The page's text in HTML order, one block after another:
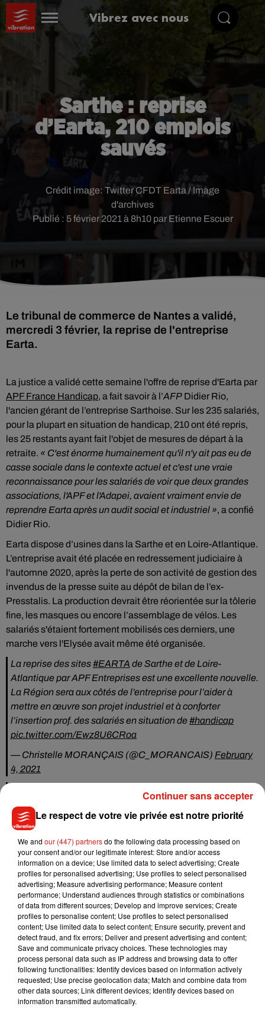
Vibrez avec nous
Sarthe : reprise
d’Earta, 210 emplois
sauvés
Publié : 5 février 2021 à 8h10 par Etienne Escuer
Crédit image: Twitter CFDT Earta / Image
d'archives
Le tribunal de commerce de Nantes a validé,
mercredi 3 février, la reprise de l'entreprise
Earta.
La justice a validé cette semaine l'offre de reprise d'Earta par
APF France Handicap, a fait savoir à l’AFP Didier Rio,
l'ancien gérant de l’entreprise Sarthoise. Sur les 235 salariés,
pour la plupart en situation de handicap, 210 ont été repris,
les 25 restants ayant fait l'objet de mesures de départ à la
retraite. « C'est énorme humainement qu'il n'y ait pas eu de
casse sociale dans le contexte actuel et c'est une vraie
reconnaissance pour les salariés de voir que deux grandes
associations, l'APF et l'Adapei, avaient vraiment envie de
reprendre Earta après un audit social et industriel », a confié
Didier Rio.
Earta dispose d’usines dans la Sarthe et en Loire-Atlantique.
L’entreprise avait été placée en redressement judiciaire à
l'automne 2020, après la perte de son activité de gestion des
invendus de la presse suite au dépôt de bilan de l’ex-
Presstalis. La production devrait être réorientée sur la tôlerie
fine, les masques ou encore l’assemblage de vélos. Les
salariés s'étaient fortement mobilisés ces derniers, une
marche vers l'Elysée avait même été organisée.
La reprise des sites#EARTA de Sarthe et de Loire-
Atlantique par APF Entreprises est une excellente nouvelle.
La Région sera aux côtés de l’entreprise pour l’aider à
mettre en œuvre son projet industriel et à conforter
l’insertion prof. des salariés en situation de#handicap
pic.twitter.com/Ewz8U6CRoa
— Christelle MORANÇAIS (@C_MORANCAIS) February
4, 2021
salariés en situation de#handicap.
Tous mes vœux de réussite pour cette nouvelle aventure
qui démarre.@AgnesRunacher@Elisabeth_Borne
https://t.co/V0nN66cZZv
— Sophie Cluzel (@s_cluzel)February 3, 2021
(Avec AFP)
Musique
Benny Blanco invite Selena Gomez et
Le respect de votre vie privée est notre priorité
We and our (447) partnersdo the following data processing based on
your consent and/or our legitimate interest: Store and/or access
information on a device; Use limited data to select advertising; Create
profiles for personalised advertising; Use profiles to select personalised
advertising; Measure advertising performance; Measure content
performance; Understand audiences through statistics or combinations
of data from different sources; Develop and improve services; Create
profiles to personalise content; Use profiles to select personalised
content; Use limited data to select content; Ensure security, prevent and
detect fraud, and fix errors; Deliver and present advertising and content;
Save and communicate privacy choices. These technologies may
process personal data such as IP address and browsing data to offer
following functionalities: Identify devices based on information actively
requested; Use precise geolocation data; Match and combine data from
other data sources; Link different devices; Identify devices based on
information transmitted automatically.
Continuer sans accepter